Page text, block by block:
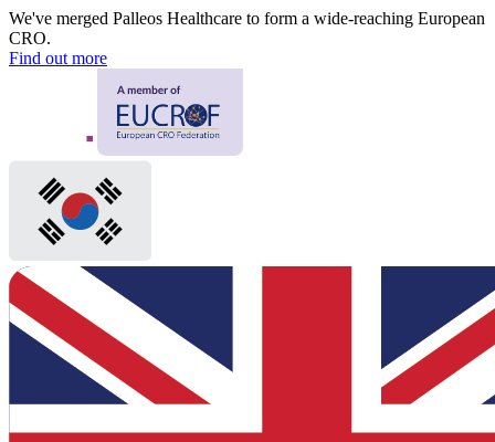
We've merged Palleos Healthcare to form a wide-reaching European
CRO.
Find out more